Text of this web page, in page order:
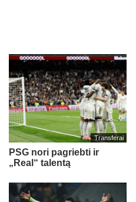
Transferai
PSG nori pagriebti ir
„Real“ talentą